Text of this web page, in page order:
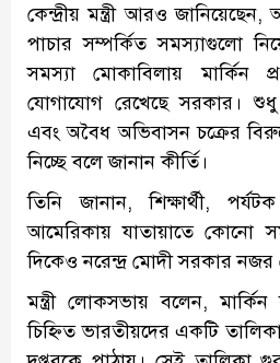
কেন্দ্রীয় মন্ত্রী আরও
পাচার সম্পর্কিত সমস্যাগুলো
সমস্যা মোকাবিলায় মার্কিন
যোগাযোগ রেখেছে সরকার।
এবং অবৈধ অভিবাসন চক্রের
নিচ্ছে বলে জানান কীর্তি।
তিনি জানান, শিক্ষার্থী,
আমেরিকায় যাতায়াতে কোনো
দিকেও নরেন্দ্র মোদী সরকার নজর
মন্ত্রী লোকসভায় বলেন, মার্কিন
চিহ্নিত ভারতীয়দের একটি